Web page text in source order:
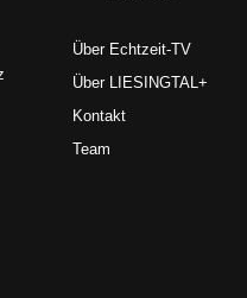
Über Echtzeit-TV
Über LIESINGTAL+
Kontakt
Team